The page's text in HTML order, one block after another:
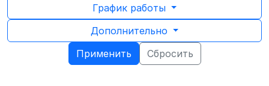
График работы
Дополнительно
Применить
Сбросить